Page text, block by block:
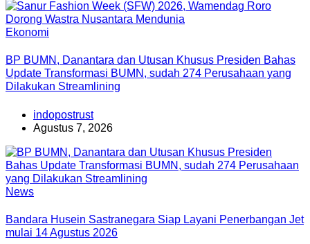
Ekonomi
BP BUMN, Danantara dan Utusan Khusus Presiden Bahas
Update Transformasi BUMN, sudah 274 Perusahaan yang
Dilakukan Streamlining
indopostrust
Agustus 7, 2026
News
Bandara Husein Sastranegara Siap Layani Penerbangan Jet
mulai 14 Agustus 2026